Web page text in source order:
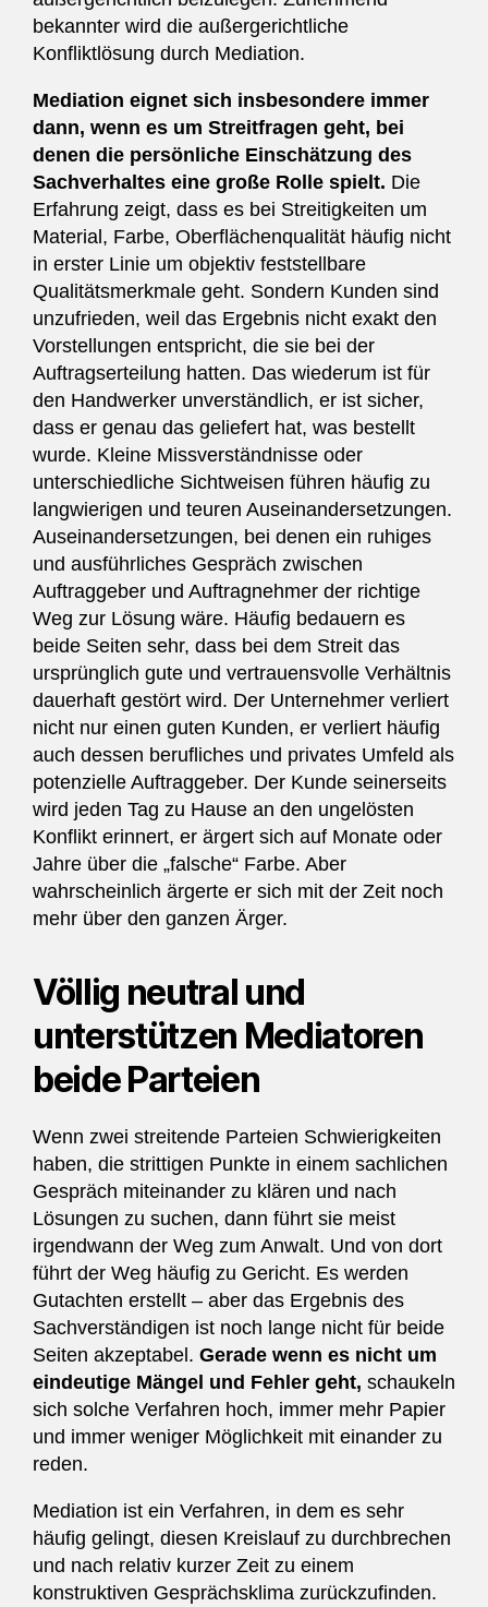
bekannter wird die außergerichtliche
Konfliktlösung durch Mediation.
Mediation eignet sich insbesondere immer
dann, wenn es um Streitfragen geht, bei
denen die persönliche Einschätzung des
Sachverhaltes eine große Rolle spielt. Die
Erfahrung zeigt, dass es bei Streitigkeiten um
Material, Farbe, Oberflächenqualität häufig nicht
in erster Linie um objektiv feststellbare
Qualitätsmerkmale geht. Sondern Kunden sind
unzufrieden, weil das Ergebnis nicht exakt den
Vorstellungen entspricht, die sie bei der
Auftragserteilung hatten. Das wiederum ist für
den Handwerker unverständlich, er ist sicher,
dass er genau das geliefert hat, was bestellt
wurde. Kleine Missverständnisse oder
unterschiedliche Sichtweisen führen häufig zu
langwierigen und teuren Auseinandersetzungen.
Auseinandersetzungen, bei denen ein ruhiges
und ausführliches Gespräch zwischen
Auftraggeber und Auftragnehmer der richtige
Weg zur Lösung wäre. Häufig bedauern es
beide Seiten sehr, dass bei dem Streit das
ursprünglich gute und vertrauensvolle Verhältnis
dauerhaft gestört wird. Der Unternehmer verliert
nicht nur einen guten Kunden, er verliert häufig
auch dessen berufliches und privates Umfeld als
potenzielle Auftraggeber. Der Kunde seinerseits
wird jeden Tag zu Hause an den ungelösten
Konflikt erinnert, er ärgert sich auf Monate oder
Jahre über die „falsche“ Farbe. Aber
wahrscheinlich ärgerte er sich mit der Zeit noch
mehr über den ganzen Ärger.
Völlig neutral und
unterstützen Mediatoren
beide Parteien
Wenn zwei streitende Parteien Schwierigkeiten
haben, die strittigen Punkte in einem sachlichen
Gespräch miteinander zu klären und nach
Lösungen zu suchen, dann führt sie meist
irgendwann der Weg zum Anwalt. Und von dort
führt der Weg häufig zu Gericht. Es werden
Gutachten erstellt – aber das Ergebnis des
Sachverständigen ist noch lange nicht für beide
Seiten akzeptabel. Gerade wenn es nicht um
eindeutige Mängel und Fehler geht, schaukeln
sich solche Verfahren hoch, immer mehr Papier
und immer weniger Möglichkeit mit einander zu
reden.
Mediation ist ein Verfahren, in dem es sehr
häufig gelingt, diesen Kreislauf zu durchbrechen
und nach relativ kurzer Zeit zu einem
konstruktiven Gesprächsklima zurückzufinden.